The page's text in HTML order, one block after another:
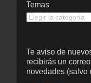
Temas
Temas
Te aviso de
recibirás un
novedades (salvo